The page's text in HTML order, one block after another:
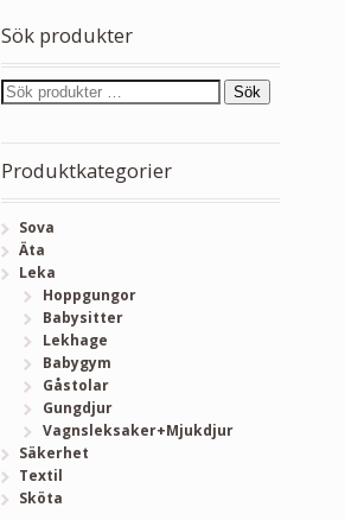
Sök produkter
Sök
Produktkategorier
Sova
Äta
Leka
Hoppgungor
Babysitter
Lekhage
Babygym
Gåstolar
Gungdjur
Vagnsleksaker+Mjukdjur
Säkerhet
Textil
Sköta